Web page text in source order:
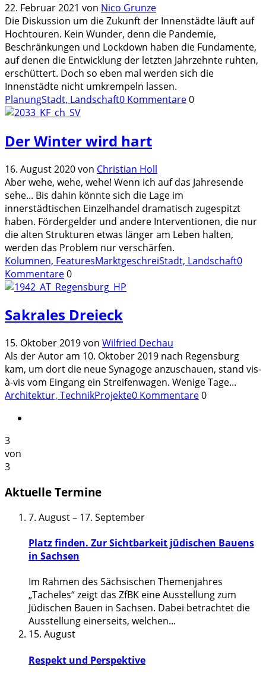
22. Februar 2021 von Nico Grunze
Die Diskussion um die Zukunft der Innenstädte läuft auf
Hochtouren. Kein Wunder, denn die Pandemie,
Beschränkungen und Lockdown haben die Fundamente,
auf denen die Entwicklung der letzten Jahrzehnte ruhten,
erschüttert. Doch so eben mal werden sich die
Innenstädte nicht umkrempeln lassen.
PlanungStadt, Landschaft0 Kommentare0
Der Winter wird hart
16. August 2020von Christian Holl
Aber wehe, wehe, wehe! Wenn ich auf das Jahresende
sehe... Bis dahin könnte sich die Lage im
innerstädtischen Einzelhandel dramatisch zugespitzt
haben. Fördergelder und andere Interventionen, die nur
die alten Strukturen etwas länger am Leben halten,
werden das Problem nur verschärfen.
Kolumnen, FeaturesMarktgeschreiStadt, Landschaft0
Kommentare0
Sakrales Dreieck
15. Oktober 2019von Wilfried Dechau
Als der Autor am 10. Oktober 2019 nach Regensburg
kam, um dort die neue Synagoge anzuschauen, stand vis-
à-vis vom Eingang ein Streifenwagen. Wenige Tage...
Architektur, TechnikProjekte0 Kommentare0
3
von
3
Aktuelle Termine
7. August– 17. September
Platz finden. Zur Sichtbarkeit jüdischen Bauens
in Sachsen
Im Rahmen des Sächsischen Themenjahres
„Tacheles“ zeigt das ZfBK eine Ausstellung zum
Jüdischen Bauen in Sachsen. Dabei betrachtet die
Ausstellung einerseits, welchen...
15. August
Respekt und Perspektive